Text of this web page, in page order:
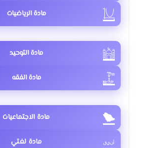
مادة الرياضيات
مادة التوحيد
مادة الفقه
مادة الاجتماعيات
مادة لغتي